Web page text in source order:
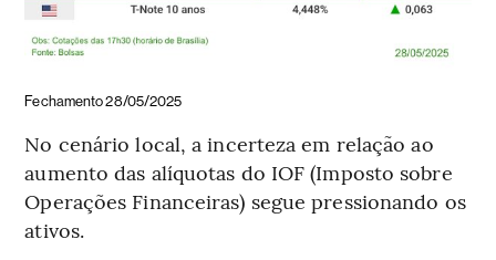
Fechamento 28/05/2025
No cenário local, a incerteza em relação ao
aumento das alíquotas do IOF (Imposto sobre
Operações Financeiras) segue pressionando os
ativos.